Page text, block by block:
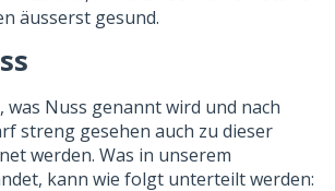
äusserst gesund.
was Nuss genannt wird und nach
streng gesehen auch zu dieser
werden. Was in unserem
kann wie folgt unterteilt werden: